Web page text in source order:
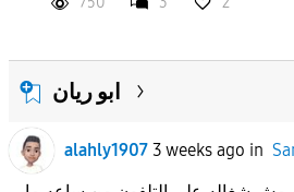
ابو ريان
alahly1907 3 weeks ago in